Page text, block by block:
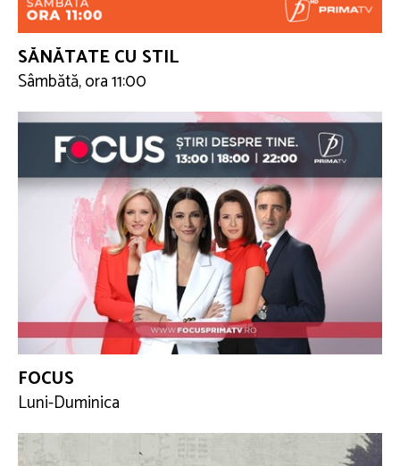
SĂNĂTATE CU STIL
Sâmbătă, ora 11:00
FOCUS
Luni-Duminica